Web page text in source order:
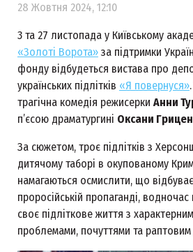
28 Жовтня 2024, 12:10
3 та 27 листопада у Київському
«Золоті Ворота» за підтримки
фонду відбудеться вистава про
українських підлітків «Я повернуся»
трагічна комедія режисерки Анни
п’єсою драматургині Оксани
За сюжетом, троє підлітків з
дитячому таборі в окупованому
намагаються осмислити, що
проросійській пропаганді,
своє підліткове життя з
проблемами, почуттями та